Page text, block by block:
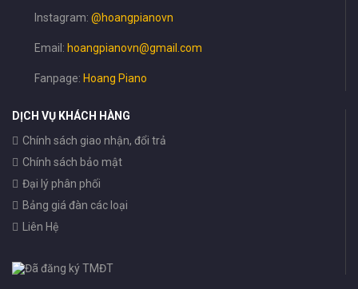
Instagram: @hoangpianovn
Email: hoangpianovn@gmail.com
Fanpage: Hoang Piano
DỊCH VỤ KHÁCH HÀNG
Chính sách giao nhận, đổi trả
Chính sách bảo mật
Đại lý phân phối
Bảng giá đàn các loại
Liên Hệ